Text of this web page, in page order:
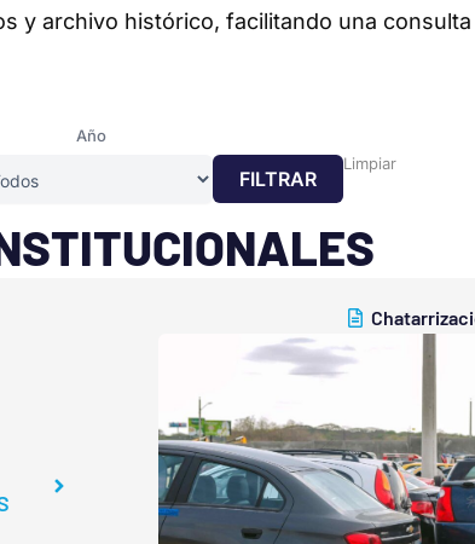
y archivo histórico, facilitando una
Año
FILTRAR
Limpiar